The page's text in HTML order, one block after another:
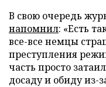
В свою очередь
напомнил: «Есть
все-все немцы
преступления
часть просто
досаду и обиду из-